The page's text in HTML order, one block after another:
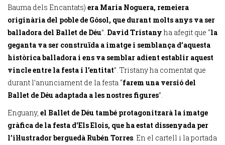
Bauma dels Encantats) era Maria Noguera, remeiera
originària del poble de Gósol, que durant molts anys va ser
balladora del Ballet de Déu”. David Tristany ha afegit que “la
geganta va ser construïda a imatge i semblança d’aquesta
històrica balladora i ens va semblar adient establir aquest
vincle entre la festa i l’entitat”. Tristany ha comentat que
durant l’anunciament de la festa “farem una versió del
Ballet de Déu adaptada a les nostres figures”.
Enguany, el Ballet de Déu també protagonitzarà la imatge
gràfica de la festa d’Els Elois, que ha estat dissenyada per
l’il·lustrador berguedà Rubén Torres. En el cartell i la portada